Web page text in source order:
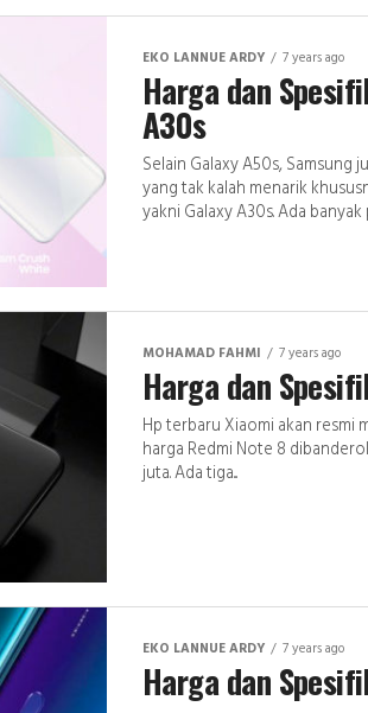
EKO LANNUE ARDY 7 years ago
Harga dan
A30s
Selain Galaxy A50s, Samsung
yang tak kalah menarik
yakni Galaxy A30s. Ada banyak
MOHAMAD FAHMI 7 years ago
Harga dan
Hp terbaru Xiaomi akan resmi
harga Redmi Note 8
juta. Ada tiga...
EKO LANNUE ARDY 7 years ago
Harga dan